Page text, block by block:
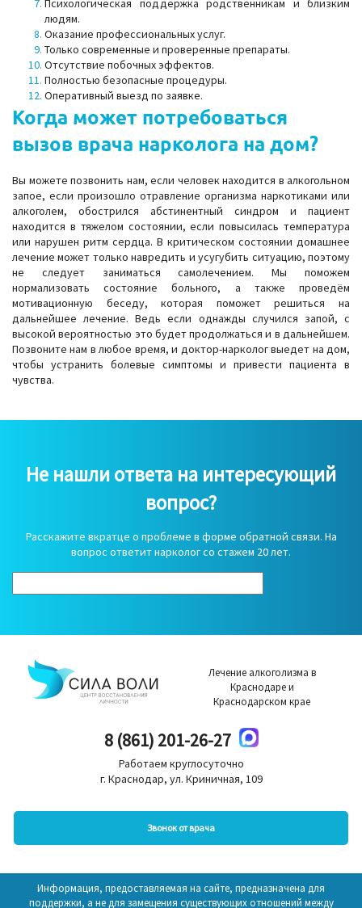
Психологическая поддержка родственникам и близким
людям.
Оказание профессиональных услуг.
Только современные и проверенные препараты.
Отсутствие побочных эффектов.
Полностью безопасные процедуры.
Оперативный выезд по заявке.
Когда может потребоваться
вызов врача нарколога на дом?
Вы можете позвонить нам, если человек находится в алкогольном
запое, если произошло отравление организма наркотиками или
алкоголем, обострился абстинентный синдром и пациент
находится в тяжелом состоянии, если повысилась температура
или нарушен ритм сердца. В критическом состоянии домашнее
лечение может только навредить и усугубить ситуацию, поэтому
не следует заниматься самолечением. Мы поможем
нормализовать состояние больного, а также проведём
мотивационную беседу, которая поможет решиться на
дальнейшее лечение. Ведь если однажды случился запой, с
высокой вероятностью это будет продолжаться и в дальнейшем.
Позвоните нам в любое время, и доктор-нарколог выедет на дом,
чтобы устранить болевые симптомы и привести пациента в
чувства.
Не нашли ответа на интересующий
вопрос?
Расскажите вкратце о проблеме в форме обратной связи. На
вопрос ответит нарколог со стажем 20 лет.
Лечение алкоголизма в
Краснодаре и
Краснодарском крае
8 (861) 201-26-27
Работаем круглосуточно
г. Краснодар, ул. Криничная, 109
Звонок от врача
Информация, предоставляемая на сайте, предназначена для
поддержки, а не для замещения существующих отношений между